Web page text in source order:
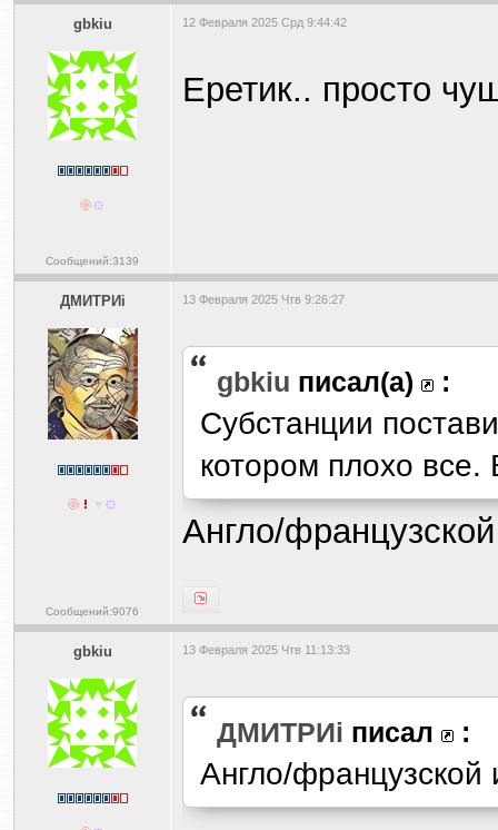
gbkiu
Сообщений:3139
12 Февраля 2025 Срд 9:44:42
Еретик.. просто
ДМИТРИi
Сообщений:9076
13 Февраля 2025 Чтв 9:26:27
gbkiu писал(а) :
Субстанции
котором плохо
Англо/
gbkiu 13 Февраля 2025 Чтв 11:13:33
ДМИТРИi писал :
Англо/французской